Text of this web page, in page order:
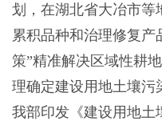
划，在湖北省大冶市等
累积品种和治理修复产
策”精准解决区域性耕
理确定建设用地土壤污
我部印发《建设用地土